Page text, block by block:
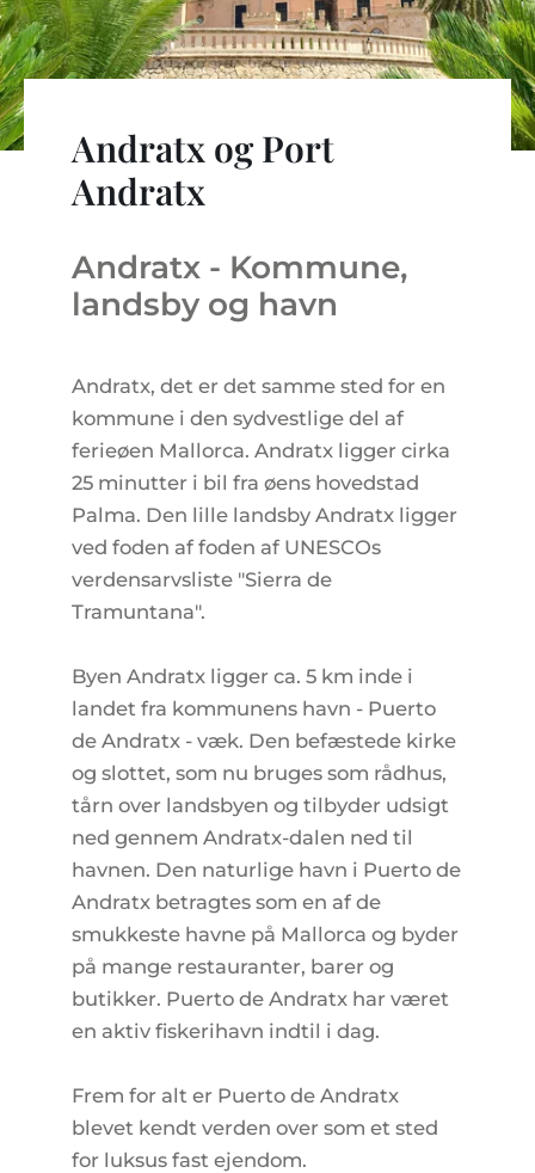
VINGÅRD
BOLIGSØGNING PÅ MALLORCA
SALG-AF-BOUTIQUE-HOTELLER
SKATTER OG EKSTRAOMKOSTNINGER
ENERGICERTIFIKAT
EJENDOMSMÆGLERE PORTALS MALLORCA
VORES TEAM
NYHEDER
CONTACT
REGION ANDRATX
REGION SANTA PONSA
REGION PORTALS
MALLORCA LIFESTYLE
SHOPPING PÅ MALLORCA
FRITIDSAKTIVITETER PÅ MALLORCA
LUXURY ESTATES & MALLORCA MAGAZIN
CHRISTIE'S REAL ESTATE
Andratx og Port
Andratx
Andratx - Kommune,
landsby og havn
Andratx, det er det samme sted for en
kommune i den sydvestlige del af
ferieøen Mallorca. Andratx ligger cirka
25 minutter i bil fra øens hovedstad
Palma. Den lille landsby Andratx ligger
ved foden af foden af UNESCOs
verdensarvsliste "Sierra de
Tramuntana".
Byen Andratx ligger ca. 5 km inde i
landet fra kommunens havn - Puerto
de Andratx - væk. Den befæstede kirke
og slottet, som nu bruges som rådhus,
tårn over landsbyen og tilbyder udsigt
ned gennem Andratx-dalen ned til
havnen. Den naturlige havn i Puerto de
Andratx betragtes som en af de
smukkeste havne på Mallorca og byder
på mange restauranter, barer og
butikker. Puerto de Andratx har været
en aktiv fiskerihavn indtil i dag.
Frem for alt er Puerto de Andratx
blevet kendt verden over som et sted
for luksus fast ejendom.